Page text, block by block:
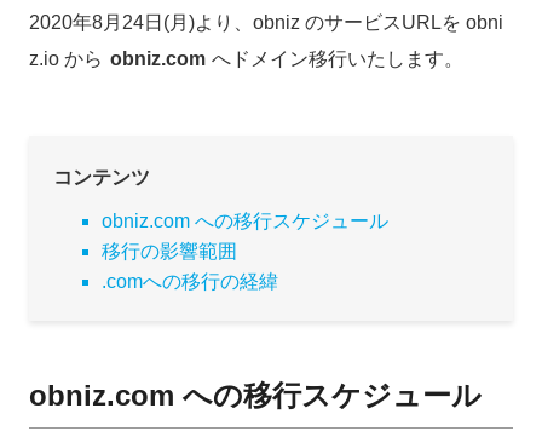
e o
o
k
t
2020年8月24日(月)より、obniz のサービスURLを obni
z.io から obniz.com へドメイン移行いたします。
コンテンツ
obniz.com への移行スケジュール
移行の影響範囲
.comへの移行の経緯
obniz.com への移行スケジュール